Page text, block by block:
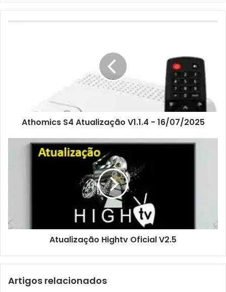
Athomics S4 Atualização V1.1.4 - 16/07/2025
Atualização Hightv Oficial V2.5
Artigos relacionados